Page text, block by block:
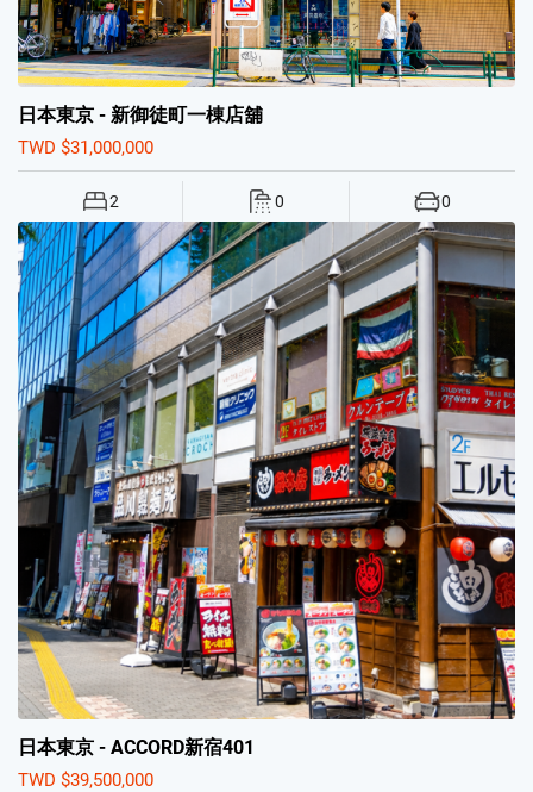
日本東京 - 新御徒町一棟店舖
TWD $31,000,000
2 0 0
日本東京 - ACCORD新宿401
TWD $39,500,000